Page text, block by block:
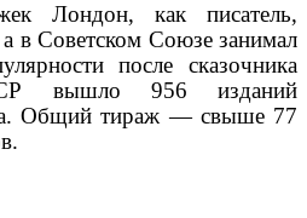
Лондон, как писатель,
в Советском Союзе занимал
после сказочника
вышло 956 изданий
Общий тираж — свыше 77